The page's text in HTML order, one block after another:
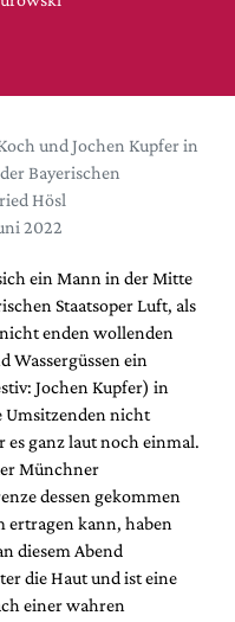
und Jochen Kupfer in
Bayerischen
Hösl
2022
ein Mann in der Mitte
Staatsoper Luft, als
enden wollenden
Wassergüssen ein
Jochen Kupfer) in
Umsitzenden nicht
es ganz laut noch einmal.
Münchner
dessen gekommen
ertragen kann, haben
diesem Abend
die Haut und ist eine
einer wahren